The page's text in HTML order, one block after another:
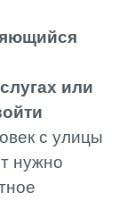
или
с улицы
нужно